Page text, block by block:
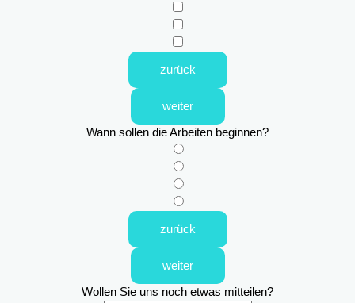
zurück
weiter
Wann sollen die Arbeiten beginnen?
zurück
weiter
Wollen Sie uns noch etwas mitteilen?